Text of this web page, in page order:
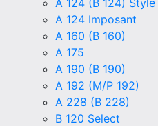
A 124 Imposant
A 160 (B 160)
A 175
A 190 (B 190)
A 192 (M/P 192)
A 228 (B 228)
B 120 Select